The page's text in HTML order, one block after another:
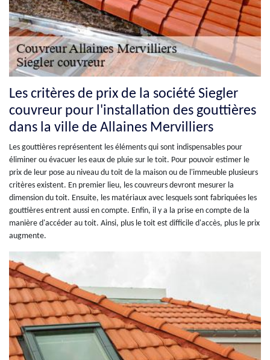
Les critères de prix de la société Siegler
couvreur pour l'installation des gouttières
dans la ville de Allaines Mervilliers
Les gouttières représentent les éléments qui sont indispensables pour
éliminer ou évacuer les eaux de pluie sur le toit. Pour pouvoir estimer le
prix de leur pose au niveau du toit de la maison ou de l'immeuble plusieurs
critères existent. En premier lieu, les couvreurs devront mesurer la
dimension du toit. Ensuite, les matériaux avec lesquels sont fabriquées les
gouttières entrent aussi en compte. Enfin, il y a la prise en compte de la
manière d'accéder au toit. Ainsi, plus le toit est difficile d'accès, plus le prix
augmente.